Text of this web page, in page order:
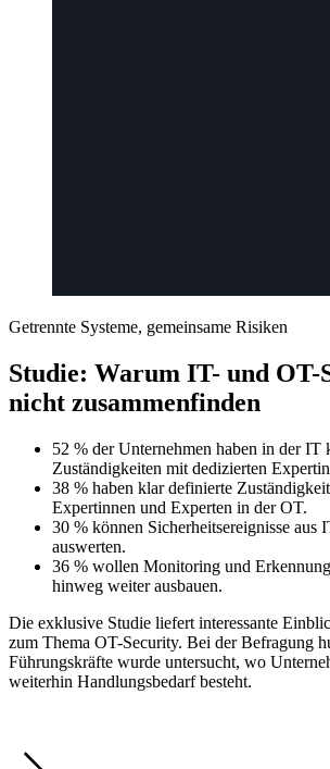
Getrennte Systeme, gemeinsame Risiken
Studie: Warum IT- und OT-
nicht zusammenfinden
52 % der Unternehmen haben in der IT
Zuständigkeiten mit dedizierten
38 % haben klar definierte
Expertinnen und Experten in der OT.
30 % können Sicherheitsereignisse aus
auswerten.
36 % wollen Monitoring und
hinweg weiter ausbauen.
Die exklusive Studie liefert interessante
zum Thema OT-Security. Bei der Befragung
Führungskräfte wurde untersucht, wo
weiterhin Handlungsbedarf besteht.